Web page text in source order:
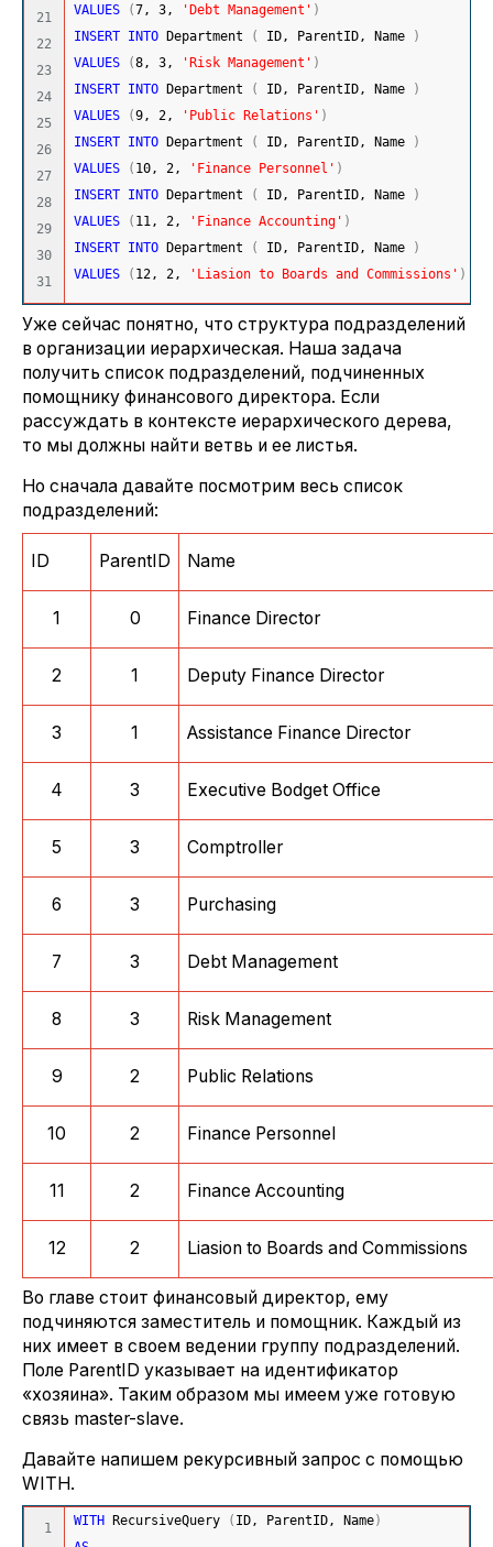
21
22
23
24
25
26
27
28
29
30
VALUES
(7, 3, 'Debt Management' )
INSERT INTO Department ( ID, ParentID, Name
)
VALUES
(8, 3, 'Risk Management' )
INSERT INTO Department ( ID, ParentID, Name
)
VALUES
(9, 2, 'Public Relations' )
INSERT INTO Department ( ID, ParentID, Name
)
VALUES
( 10, 2, 'Finance Personnel' )
INSERT INTO Department ( ID, ParentID, Name
)
VALUES
( 11, 2, 'Finance Accounting' )
INSERT INTO Department ( ID, ParentID, Name
)
VALUES
( 12, 2, 'Liasion to Boards and Commissions' )
Уже сейчас понятно, что структура подразделений
в организации иерархическая. Наша задача
получить список подразделений, подчиненных
помощнику финансового директора. Если
рассуждать в контексте иерархического дерева,
то мы должны найти ветвь и ее листья.
Но сначала давайте посмотрим весь список
подразделений:
ID ParentID Name
1 0 Finance Director
2 1 Deputy Finance Director
3 1 Assistance Finance Director
4 3 Executive Bodget Office
5 3 Comptroller
6 3 Purchasing
7 3 Debt Management
8 3 Risk Management
9 2 Public Relations
10 2 Finance Personnel
11 2 Finance Accounting
12 2 Liasion to Boards and Commissions
Во главе стоит финансовый директор, ему
подчиняются заместитель и помощник. Каждый из
них имеет в своем ведении группу подразделений.
Поле ParentID указывает на идентификатор
«хозяина». Таким образом мы имеем уже готовую
связь master-slave.
Давайте напишем рекурсивный запрос с помощью
WITH.
1
WITH RecursiveQuery ( ID, ParentID, Name)